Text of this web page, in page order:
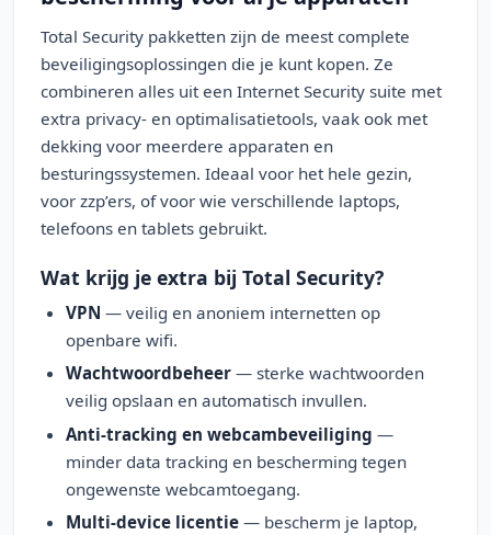
Total Security pakketten zijn de meest complete
beveiligingsoplossingen die je kunt kopen. Ze
combineren alles uit een Internet Security suite met
extra privacy- en optimalisatietools, vaak ook met
dekking voor meerdere apparaten en
besturingssystemen. Ideaal voor het hele gezin,
voor zzp’ers, of voor wie verschillende laptops,
telefoons en tablets gebruikt.
Wat krijg je extra bij Total Security?
VPN — veilig en anoniem internetten op
openbare wifi.
Wachtwoordbeheer— sterke wachtwoorden
veilig opslaan en automatisch invullen.
Anti-tracking en webcambeveiliging —
minder data tracking en bescherming tegen
ongewenste webcamtoegang.
Multi-device licentie— bescherm je laptop,